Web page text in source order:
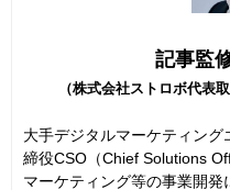
記事監
（株式会社ストロボ代表
大手デジタルマーケティン
締役CSO（Chief Solutions
マーケティング等の事業開